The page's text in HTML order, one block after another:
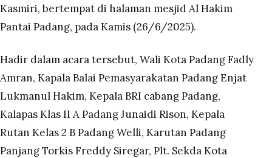
Kasmiri, bertempat di halaman mesjid Al Hakim
Pantai Padang, pada Kamis (26/6/2025).
Hadir dalam acara tersebut, Wali Kota Padang Fadly
Amran, Kapala Balai Pemasyarakatan Padang Enjat
Lukmanul Hakim, Kepala BRI cabang Padang,
Kalapas Klas II A Padang Junaidi Rison, Kepala
Rutan Kelas 2 B Padang Welli, Karutan Padang
Panjang Torkis Freddy Siregar, Plt. Sekda Kota